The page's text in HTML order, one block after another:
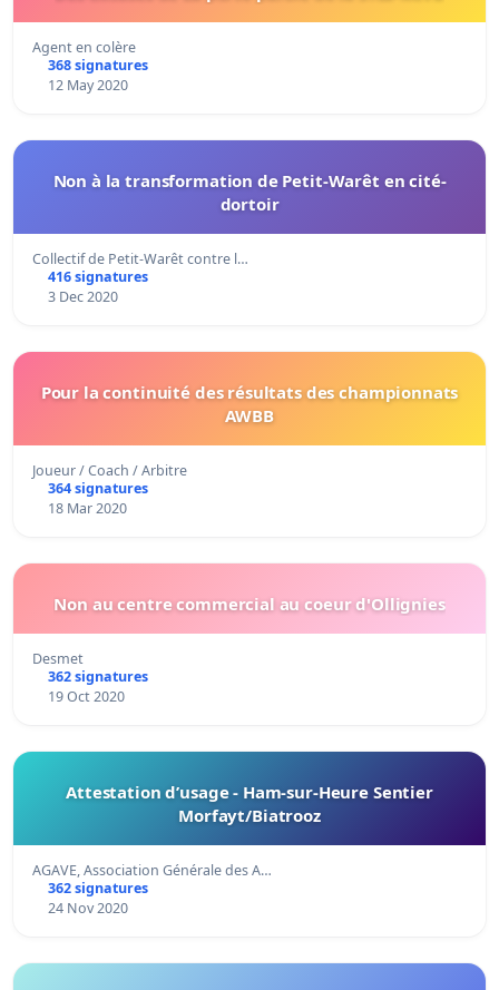
Agent en colère
368 signatures
12 May 2020
Non à la transformation de Petit-Warêt en cité-
dortoir
Collectif de Petit-Warêt contre l…
416 signatures
3 Dec 2020
Pour la continuité des résultats des championnats
AWBB
Joueur / Coach / Arbitre
364 signatures
18 Mar 2020
Non au centre commercial au coeur d'Ollignies
Desmet
362 signatures
19 Oct 2020
Attestation d’usage - Ham-sur-Heure Sentier
Morfayt/Biatrooz
AGAVE, Association Générale des A…
362 signatures
24 Nov 2020